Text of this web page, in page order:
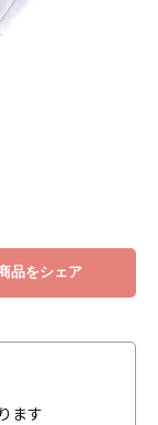
品をシェア
ます